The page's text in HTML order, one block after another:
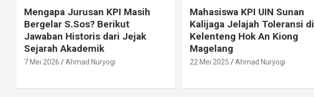
Mengapa Jurusan KPI Masih
Bergelar S.Sos? Berikut
Jawaban Historis dari Jejak
Sejarah Akademik
7 Mei 2026 Ahmad Nuryogi
Mahasiswa KPI UIN Sunan
Kalijaga Jelajah Toleransi di
Kelenteng Hok An Kiong
Magelang
22 Mei 2025 Ahmad Nuryogi